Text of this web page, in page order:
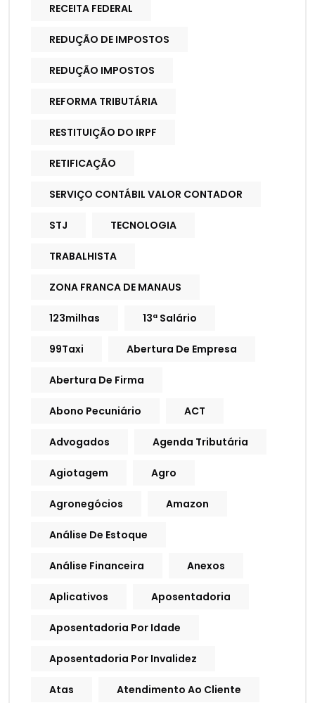
RECEITA FEDERAL
REDUÇÃO DE IMPOSTOS
REDUÇÃO IMPOSTOS
REFORMA TRIBUTÁRIA
RESTITUIÇÃO DO IRPF
RETIFICAÇÃO
SERVIÇO CONTÁBIL VALOR CONTADOR
STJ TECNOLOGIA
TRABALHISTA
ZONA FRANCA DE MANAUS
123milhas 13ª Salário
99Taxi Abertura De Empresa
Abertura De Firma
Abono Pecuniário ACT
Advogados Agenda Tributária
Agiotagem Agro
Agronegócios Amazon
Análise De Estoque
Análise Financeira Anexos
Aplicativos Aposentadoria
Aposentadoria Por Idade
Aposentadoria Por Invalidez
Atas Atendimento Ao Cliente